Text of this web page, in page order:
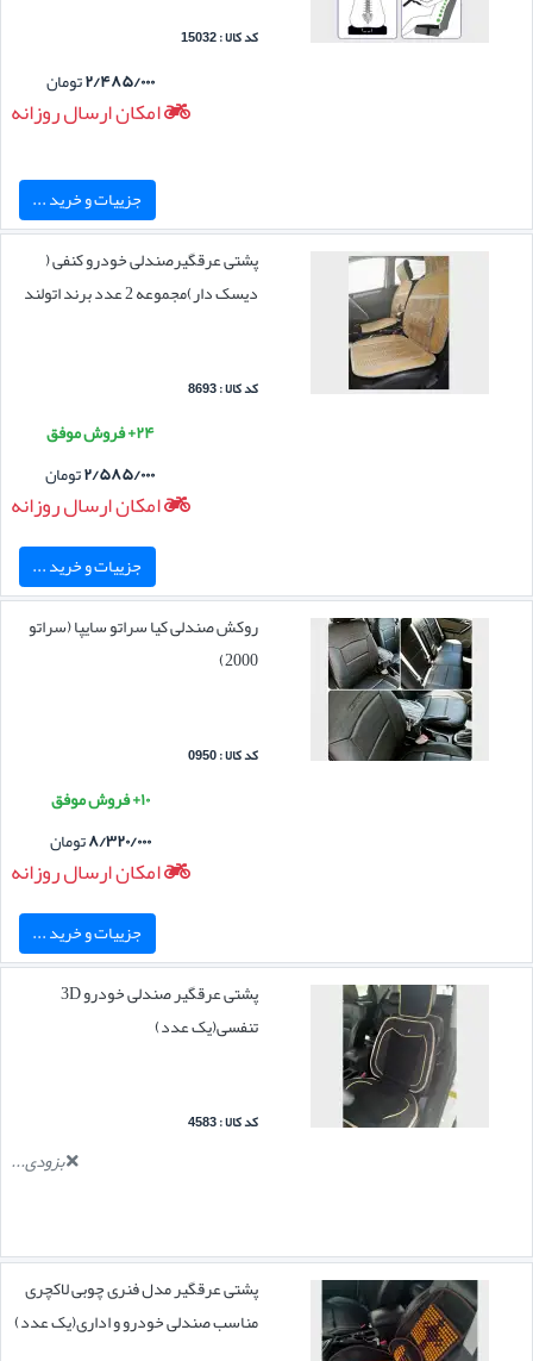
کد کالا : 15032
۲/۴۸۵/۰۰۰تومان
امکان ارسال روزانه
جزییات و خرید ...
پشتی عرقگیرصندلی خودرو کنفی (
دیسک دار)مجموعه 2 عدد برند اتولند
کد کالا : 8693
۲۴+ فروش موفق
۲/۵۸۵/۰۰۰تومان
امکان ارسال روزانه
جزییات و خرید ...
روکش صندلی کیا سراتو سایپا (سراتو
2000)
کد کالا : 0950
۱۰+ فروش موفق
۸/۳۲۰/۰۰۰تومان
امکان ارسال روزانه
جزییات و خرید ...
پشتی عرقگیر صندلی خودرو 3D
تنفسی(یک عدد)
کد کالا : 4583
بزودی...
پشتی عرقگیر مدل فنری چوبی لاکچری
مناسب صندلی خودرو و اداری(یک عدد)